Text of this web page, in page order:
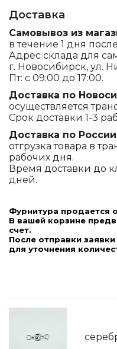
Доставка
Самовывоз из
в течение 1 дня
Адрес склада для
г. Новосибирск, ул.
Пт: с 09:00 до 17:00.
Доставка по
осуществляется
Срок доставки 1-3
Доставка по России
отгрузка товара в
рабочих дня.
Время доставки до
дней.
Фурнитура продается
В вашей корзине
счет.
После отправки
для уточнения